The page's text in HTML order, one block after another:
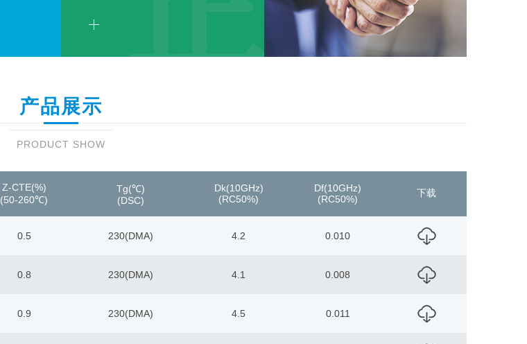
产品展示
PRODUCT SHOW
Z-CTE(%)
(50-260℃)
Tg(℃)
(DSC)
Dk(10GHz)
(RC50%)
Df(10GHz)
(RC50%)
下载
0.5 230(DMA) 4.2 0.010
0.8 230(DMA) 4.1 0.008
0.9 230(DMA) 4.5 0.011